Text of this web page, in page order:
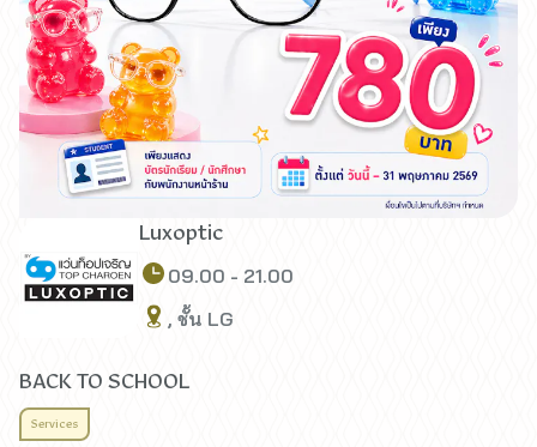
Luxoptic
09.00 - 21.00
, ชั้น LG
BACK TO SCHOOL
Services